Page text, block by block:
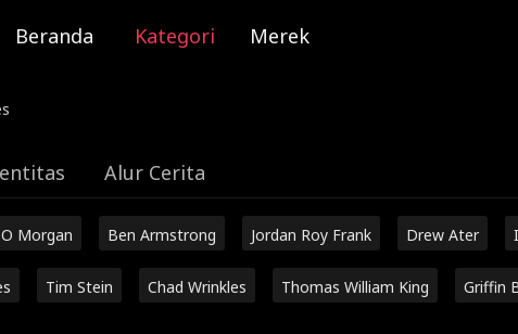
Beranda Kategori Merek
Alur Cerita
Morgan Ben Armstrong Jordan Roy Frank Drew Ater
Tim Stein Chad Wrinkles Thomas William King Griffin